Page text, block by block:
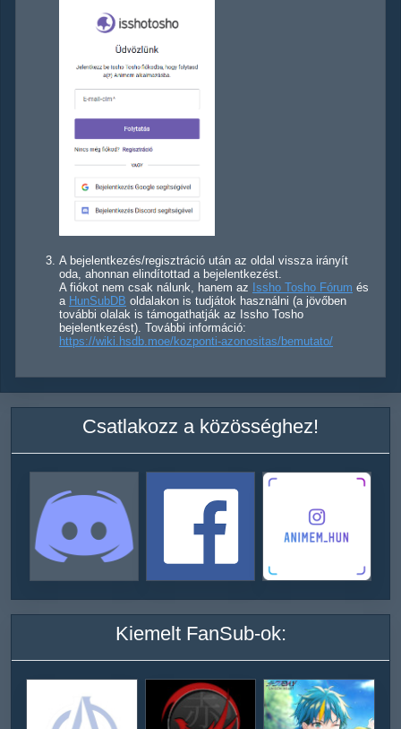
A bejelentkezés/regisztráció után az oldal vissza irányít
oda, ahonnan elindítottad a bejelentkezést.
A fiókot nem csak nálunk, hanem az Issho Tosho Fórum és
a HunSubDB oldalakon is tudjátok használni (a jövőben
további olalak is támogathatják az Issho Tosho
bejelentkezést). További információ:
https://wiki.hsdb.moe/kozponti-azonositas/bemutato/
Csatlakozz a közösséghez!
Kiemelt FanSub-ok: